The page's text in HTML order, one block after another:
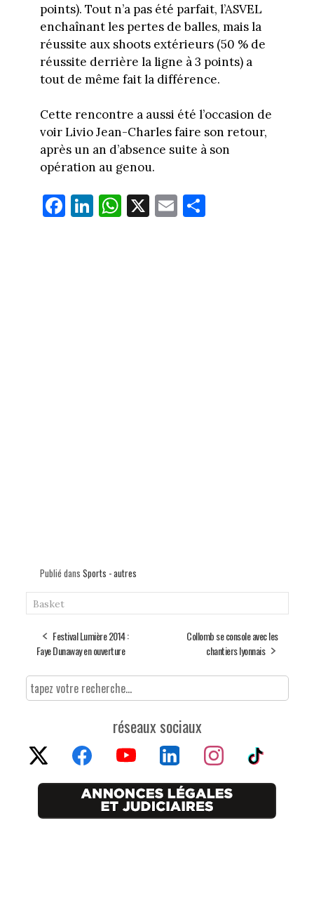
points). Tout n’a pas été parfait, l’ASVEL
enchaînant les pertes de balles, mais la
réussite aux shoots extérieurs (50 % de
réussite derrière la ligne à 3 points) a
tout de même fait la différence.
Cette rencontre a aussi été l’occasion de
voir Livio Jean-Charles faire son retour,
après un an d’absence suite à son
opération au genou.
Fa
ce
Li
nk
W
ha
X E
m
Pa
Publié dans Sports - autres
Basket
Festival Lumière 2014 :
Faye Dunaway en ouverture
Collomb se console avec les
chantiers lyonnais
réseaux sociaux